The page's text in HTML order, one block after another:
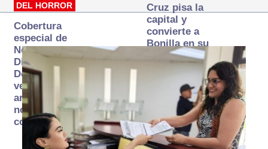
DEL HORROR
Cobertura
especial de
Norte
Digital:
Donde la
verdad
arde… pero
no se
consume
Cruz pisa la
capital y
convierte a
Bonilla en su
primer blanco